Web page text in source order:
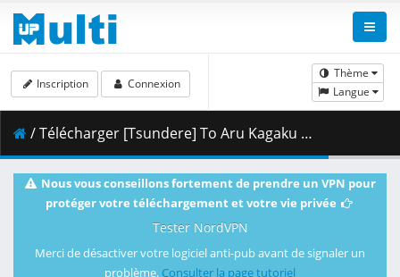
Thème
Langue
Inscription Connexion
/ Télécharger [Tsundere] To Aru Kagaku no Railgun T - 03v2 [BDRip h264 1920x1080 10bit FLAC][CFFB8D30].mkv.003 ( 421.99 MB )
Nous vous conseillons fortement de prendre un VPN pour
protéger votre téléchargement et votre vie privée
Tester NordVPN
Merci de désactiver votre logiciel anti-pub avant de signaler un
problème. Consulter la page tutoriel